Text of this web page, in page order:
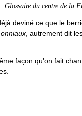
Glossaire du centre de la
deviné ce que le
, autrement dit
façon qu'on fait